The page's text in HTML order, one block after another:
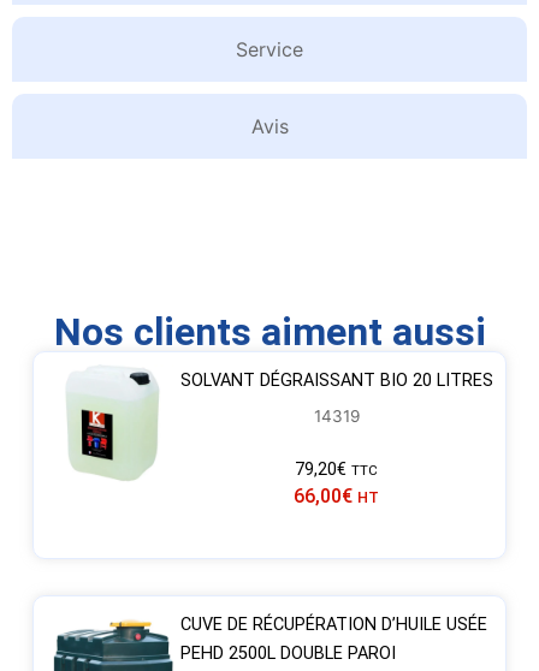
Service
Avis
Nos clients aiment aussi
SOLVANT DÉGRAISSANT BIO 20 LITRES
14319
79,20€ TTC
66,00€ HT
CUVE DE RÉCUPÉRATION D’HUILE USÉE
PEHD 2500L DOUBLE PAROI